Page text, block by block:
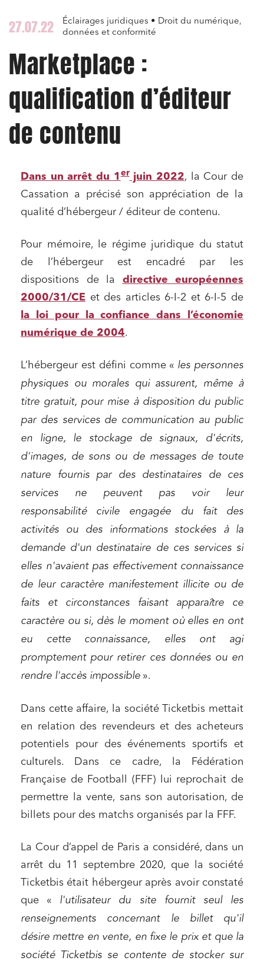
27.07.22
Éclairages juridiques • Droit du numérique,
données et conformité
Marketplace :
qualification d’éditeur
de contenu
Dans un arrêt du 1erjuin 2022, la Cour de
Cassation a précisé son appréciation de la
qualité d’hébergeur / éditeur de contenu.
Pour mémoire, le régime juridique du statut
de l’hébergeur est encadré par les
dispositions de la directive européennes
2000/31/CE et des articles 6-I-2 et 6-I-5 de
la loi pour la confiance dans l’économie
numérique de 2004.
L’hébergeur est défini comme « les personnes
physiques ou morales qui assurent, même à
titre gratuit, pour mise à disposition du public
par des services de communication au public
en ligne, le stockage de signaux, d'écrits,
d'images, de sons ou de messages de toute
nature fournis par des destinataires de ces
services ne peuvent pas voir leur
responsabilité civile engagée du fait des
activités ou des informations stockées à la
demande d'un destinataire de ces services si
elles n'avaient pas effectivement connaissance
de leur caractère manifestement illicite ou de
faits et circonstances faisant apparaître ce
caractère ou si, dès le moment où elles en ont
eu cette connaissance, elles ont agi
promptement pour retirer ces données ou en
rendre l'accès impossible ».
Dans cette affaire, la société Ticketbis mettait
en relation des revendeurs et des acheteurs
potentiels pour des événements sportifs et
culturels. Dans ce cadre, la Fédération
Française de Football (FFF) lui reprochait de
permettre la vente, sans son autorisation, de
billets pour des matchs organisés par la FFF.
La Cour d’appel de Paris a considéré, dans un
arrêt du 11 septembre 2020, que la société
Ticketbis était hébergeur après avoir constaté
que « l'utilisateur du site fournit seul les
renseignements concernant le billet qu'il
désire mettre en vente, en fixe le prix et que la
société Ticketbis se contente de stocker sur